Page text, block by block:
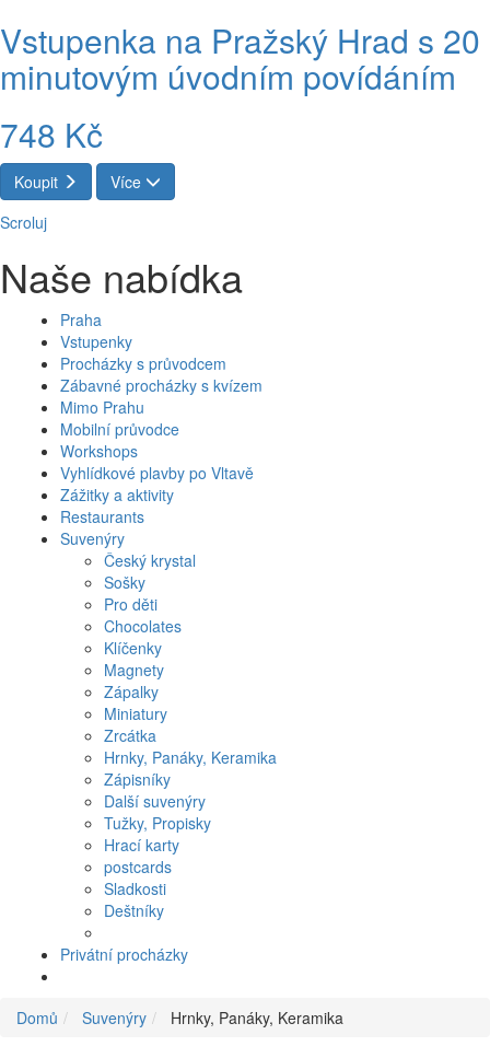
Vstupenka na Pražský Hrad s 20
minutovým úvodním povídáním
748 Kč
Koupit
Více
Scroluj
Naše nabídka
Praha
Vstupenky
Procházky s průvodcem
Zábavné procházky s kvízem
Mimo Prahu
Mobilní průvodce
Workshops
Vyhlídkové plavby po Vltavě
Zážitky a aktivity
Restaurants
Suvenýry
Český krystal
Sošky
Pro děti
Chocolates
Klíčenky
Magnety
Zápalky
Miniatury
Zrcátka
Hrnky, Panáky, Keramika
Zápisníky
Další suvenýry
Tužky, Propisky
Hrací karty
postcards
Sladkosti
Deštníky
Privátní procházky
Domů Suvenýry Hrnky, Panáky, Keramika